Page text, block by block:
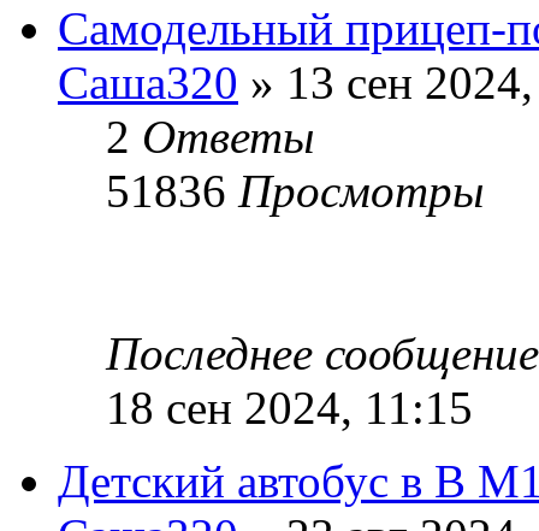
Самодельный прицеп-
Саша320 » 13 сен
2 Ответы
51836 Просмотры
Последнее
18 сен 2024, 11:15
Детский автобус в В